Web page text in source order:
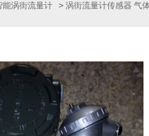
能涡街流量计 > 涡街流量计传感器 气